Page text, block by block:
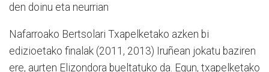
den doinu eta neurrian
Nafarroako Bertsolari Txapelketako azken bi
edizioetako finalak (2011, 2013) Iruñean jokatu baziren
ere, aurten Elizondora bueltatuko da. Egun, txapelketako